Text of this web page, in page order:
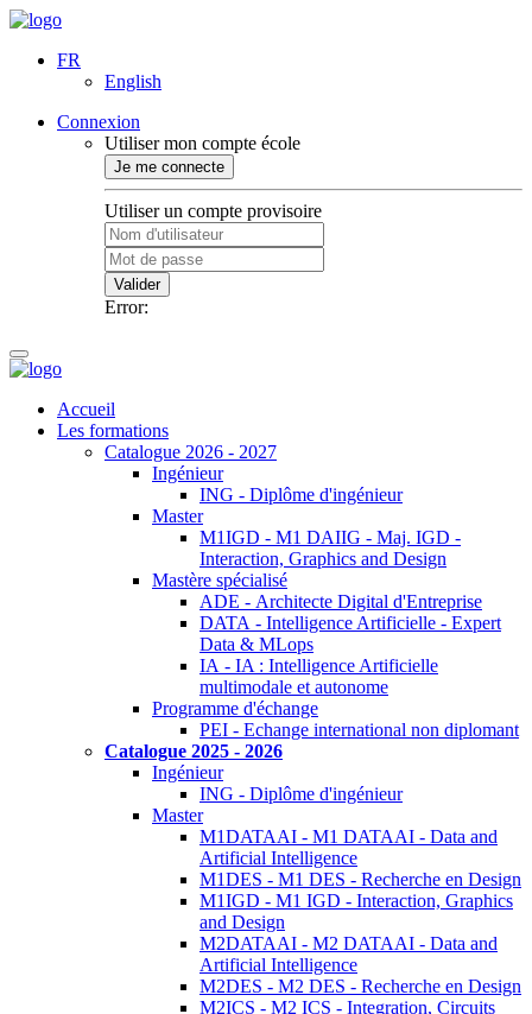
FR
English
Connexion
Utiliser mon compte école
Je me connecte
Utiliser un compte provisoire
Valider
Error:
Accueil
Les formations
Catalogue 2026 - 2027
Ingénieur
ING - Diplôme d'ingénieur
Master
M1IGD - M1 DAIIG - Maj. IGD -
Interaction, Graphics and Design
Mastère spécialisé
ADE - Architecte Digital d'Entreprise
DATA - Intelligence Artificielle - Expert
Data & MLops
IA - IA : Intelligence Artificielle
multimodale et autonome
Programme d'échange
PEI - Echange international non diplomant
Catalogue 2025 - 2026
Ingénieur
ING - Diplôme d'ingénieur
Master
M1DATAAI - M1 DATAAI - Data and
Artificial Intelligence
M1DES - M1 DES - Recherche en Design
M1IGD - M1 IGD - Interaction, Graphics
and Design
M2DATAAI - M2 DATAAI - Data and
Artificial Intelligence
M2DES - M2 DES - Recherche en Design
M2ICS - M2 ICS - Integration, Circuits